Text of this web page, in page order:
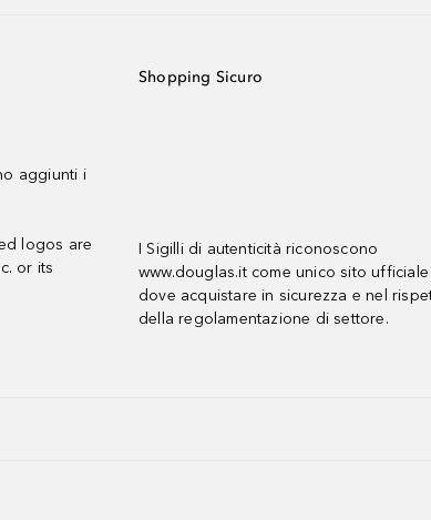
aggiunti i
logos are
or its
Shopping Sicuro
I Sigilli di autenticità riconoscono
www.douglas.it come unico sito ufficiale
dove acquistare in sicurezza e nel
della regolamentazione di settore.